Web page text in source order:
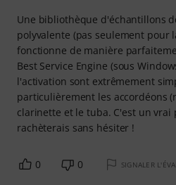
Une bibliothèque d'échantillons
polyvalente (pas seulement pour
fonctionne de manière
Best Service Engine (sous
l'activation sont extrêmement
particulièrement les accordéons
clarinette et le tuba. C'est un
rachèterais sans hésiter !
0 0 SIGNALER